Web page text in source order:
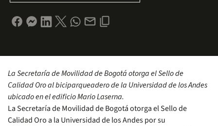
La Secretaría de Movilidad de Bogotá otorga el Sello de
Calidad Oro al biciparqueadero de la Universidad de los Andes
ubicado en el edificio Mario Laserna.
La Secretaría de Movilidad de Bogotá otorga el Sello de
Calidad Oro a la Universidad de los Andes por su